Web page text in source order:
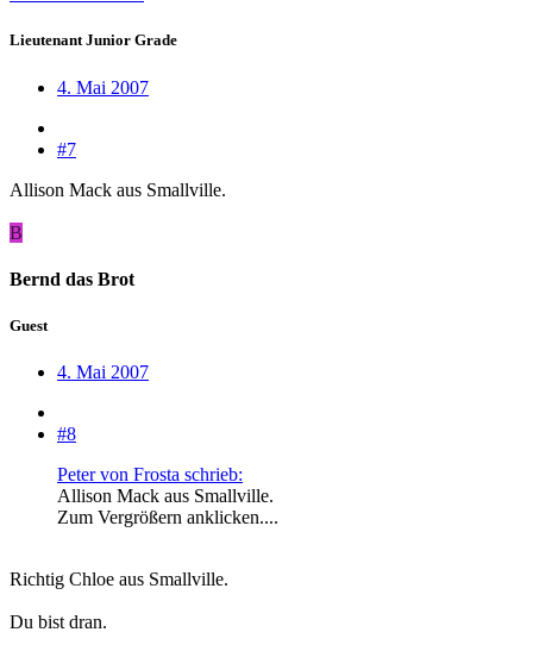
Lieutenant Junior Grade
4. Mai 2007
#7
Allison Mack aus Smallville.
B
Bernd das Brot
Guest
4. Mai 2007
#8
Peter von Frosta schrieb:
Allison Mack aus Smallville.
Zum Vergrößern anklicken....
Richtig Chloe aus Smallville.
Du bist dran.